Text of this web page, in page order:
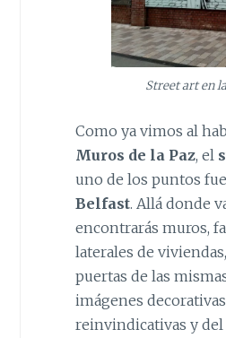
Street art en
Como ya vimos al
Muros de la Paz, el
uno de los puntos
Belfast. Allá donde
encontrarás muros,
laterales de
puertas de las
imágenes
reinvindicativas y